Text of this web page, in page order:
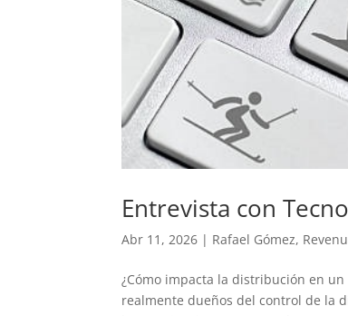
Entrevista con
Abr 11, 2026 | Rafael Gómez,
¿Cómo impacta la distribución en un
realmente dueños del control de la